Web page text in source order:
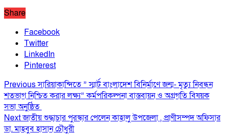
Share
Facebook
Twitter
LinkedIn
Pinterest
Previousসারিয়াকান্দিতে ” স্মার্ট বাংলাদেশ বিনির্মাণে জন্ম- মৃত্যু নিবন্ধন
শতভাগ নিশ্চিত করার লক্ষ্য” কর্মপরিকল্পনা বাস্তবায়ন ও অগ্রগতি বিষয়ক
সভা অনুষ্ঠিত
Nextজাতীয় শুদ্ধাচার পুরস্কার পেলেন কাহালু উপজেলা , প্রাণীসম্পদ অফিসার
ডা. মাহবুব হাসান চৌধুরী